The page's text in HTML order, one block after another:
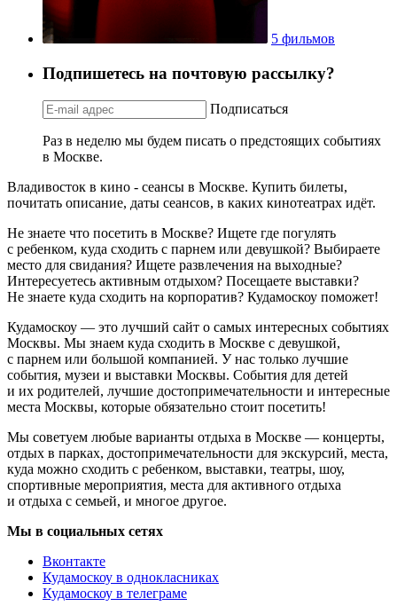
5 фильмов
Подпишетесь на почтовую рассылку?
Подписаться
Раз в неделю мы будем писать о предстоящих событиях
в Москве.
Владивосток в кино - сеансы в Москве. Купить билеты,
почитать описание, даты сеансов, в каких кинотеатрах идёт.
Не знаете что посетить в Москве? Ищете где погулять
с ребенком, куда сходить с парнем или девушкой? Выбираете
место для свидания? Ищете развлечения на выходные?
Интересуетесь активным отдыхом? Посещаете выставки?
Не знаете куда сходить на корпоратив? Кудамоскоу поможет!
Кудамоскоу — это лучший сайт о самых интересных событиях
Москвы. Мы знаем куда сходить в Москве с девушкой,
с парнем или большой компанией. У нас только лучшие
события, музеи и выставки Москвы. События для детей
и их родителей, лучшие достопримечательности и интересные
места Москвы, которые обязательно стоит посетить!
Мы советуем любые варианты отдыха в Москве — концерты,
отдых в парках, достопримечательности для экскурсий, места,
куда можно сходить с ребенком, выставки, театры, шоу,
спортивные мероприятия, места для активного отдыха
и отдыха с семьей, и многое другое.
Мы в социальных сетях
Вконтакте
Кудамоскоу в однокласниках
Кудамоскоу в телеграме